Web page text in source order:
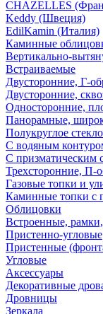
CHAZELLES
Keddy (Швеция)
EdilKamin (Италия)
Каминные
Вертикально-
Встраиваемые
Двусторонние, Г-
Двусторонние,
Односторонние,
Панорамные,
Полукруглое стекло
С водяным
С призматическим
Трехсторонние, П-
Газовые топки и
Каминные топки с
Облицовки
Встроенные,
Пристенно-угловые
Пристенные
Угловые
Аксессуары
Декоративные
Дровницы
Зеркала